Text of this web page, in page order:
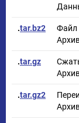
.tar.bz2
Файл
.tar.gz
.tar.gz2